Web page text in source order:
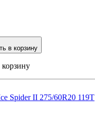
в корзину
Spider II 275/60R20 119T